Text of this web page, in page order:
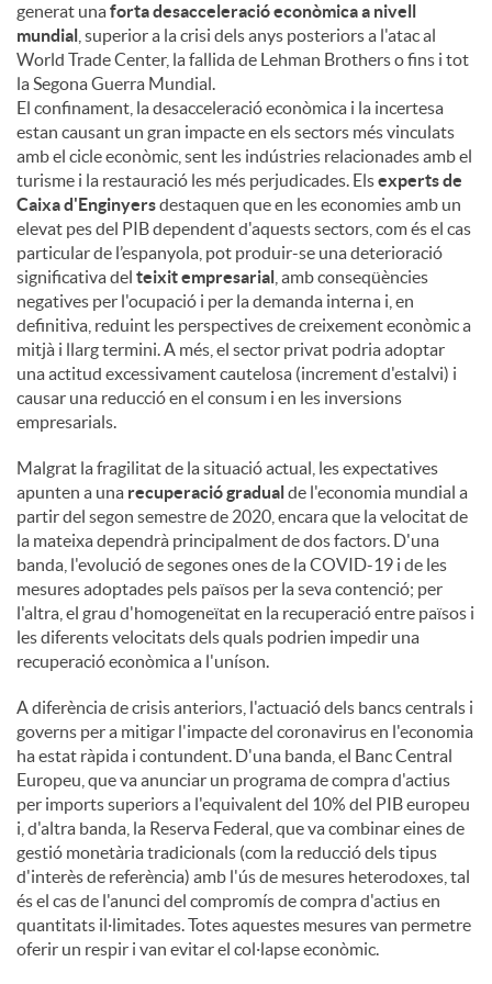
generat unaforta desacceleració econòmica a nivell
mundial , superior a la crisi dels anys posteriors a l'atac al
World Trade Center, la fallida de Lehman Brothers o fins i tot
la Segona Guerra Mundial.
El confinament, la desacceleració econòmica i la incertesa
estan causant un gran impacte en els sectors més vinculats
amb el cicle econòmic, sent les indústries relacionades amb el
turisme i la restauració les més perjudicades. Elsexperts de
Caixa d'Enginyersdestaquen que en les economies amb un
elevat pes del PIB dependent d'aquests sectors, com és el cas
particular de l’espanyola, pot produir-se una deterioració
significativa del teixit empresarial , amb conseqüències
negatives per l'ocupació i per la demanda interna i, en
definitiva, reduint les perspectives de creixement econòmic a
mitjà i llarg termini. A més, el sector privat podria adoptar
una actitud excessivament cautelosa (increment d'estalvi) i
causar una reducció en el consum i en les inversions
empresarials.
Malgrat la fragilitat de la situació actual, les expectatives
apunten a una recuperació gradualde l'economia mundial a
partir del segon semestre de 2020, encara que la velocitat de
la mateixa dependrà principalment de dos factors. D'una
banda, l'evolució de segones ones de la COVID-19 i de les
mesures adoptades pels països per la seva contenció; per
l'altra, el grau d'homogeneïtat en la recuperació entre països i
les diferents velocitats dels quals podrien impedir una
recuperació econòmica a l'uníson.
A diferència de crisis anteriors, l'actuació dels bancs centrals i
governs per a mitigar l'impacte del coronavirus en l'economia
ha estat ràpida i contundent. D'una banda, el Banc Central
Europeu, que va anunciar un programa de compra d'actius
per imports superiors a l'equivalent del 10% del PIB europeu
i, d'altra banda, la Reserva Federal, que va combinar eines de
gestió monetària tradicionals (com la reducció dels tipus
d'interès de referència) amb l'ús de mesures heterodoxes, tal
és el cas de l'anunci del compromís de compra d'actius en
quantitats il·limitades. Totes aquestes mesures van permetre
oferir un respir i van evitar el col·lapse econòmic.